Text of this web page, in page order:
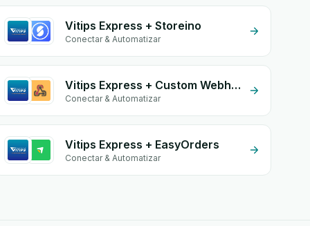
Vitips Express + Storeino
Conectar & Automatizar
Vitips Express + Custom Webhook
Conectar & Automatizar
Vitips Express + EasyOrders
Conectar & Automatizar